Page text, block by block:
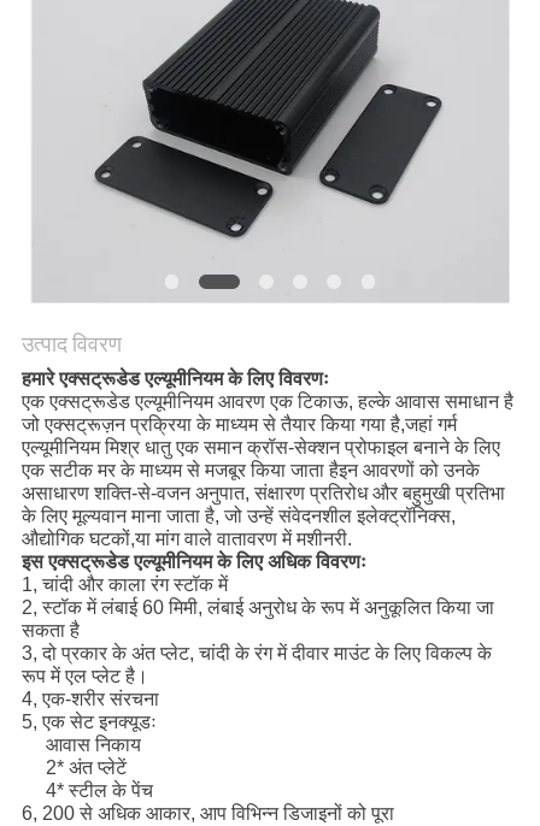
SHOPPING ONLINE
PRIVACY
उत्पाद विवरण
हमारे एक्सट्रूडेड एल्यूमीनियम के लिए विवरणः
एक एक्सट्रूडेड एल्यूमीनियम आवरण एक टिकाऊ, हल्के आवास समाधान है
जो एक्सट्रूज़न प्रक्रिया के माध्यम से तैयार किया गया है,जहां गर्म
एल्यूमीनियम मिश्र धातु एक समान क्रॉस-सेक्शन प्रोफाइल बनाने के लिए
एक सटीक मर के माध्यम से मजबूर किया जाता हैइन आवरणों को उनके
असाधारण शक्ति-से-वजन अनुपात, संक्षारण प्रतिरोध और बहुमुखी प्रतिभा
के लिए मूल्यवान माना जाता है, जो उन्हें संवेदनशील इलेक्ट्रॉनिक्स,
औद्योगिक घटकों,या मांग वाले वातावरण में मशीनरी.
इस एक्सट्रूडेड एल्यूमीनियम के लिए अधिक विवरणः
1, चांदी और काला रंग स्टॉक में
2, स्टॉक में लंबाई 60 मिमी, लंबाई अनुरोध के रूप में अनुकूलित किया जा
सकता है
3, दो प्रकार के अंत प्लेट, चांदी के रंग में दीवार माउंट के लिए विकल्प के
रूप में एल प्लेट है।
4, एक-शरीर संरचना
5, एक सेट इनक्यूडः
आवास निकाय
2* अंत प्लेटें
4* स्टील के पेंच
6, 200 से अधिक आकार, आप विभिन्न डिजाइनों को पूरा